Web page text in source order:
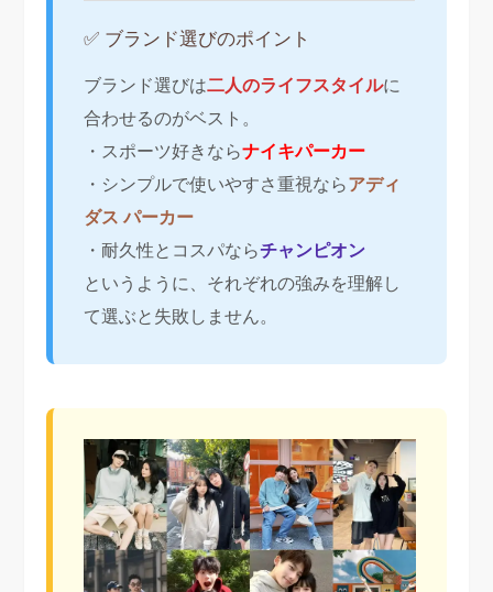
✅ ブランド選びのポイント
ブランド選びは二人のライフスタイルに
合わせるのがベスト。
・スポーツ好きならナイキパーカー
・シンプルで使いやすさ重視ならアディ
ダス パーカー
・耐久性とコスパならチャンピオン
というように、それぞれの強みを理解し
て選ぶと失敗しません。